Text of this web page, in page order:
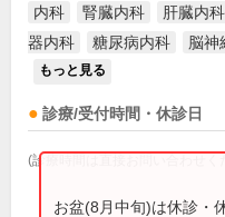
内科 腎臓内科 肝臓内科
器内科
糖尿病内科 脳神
もっと見る
診療/受付時間・休診日
(診療時間は直接お問い合わせく
お盆(8月中旬)は休診・